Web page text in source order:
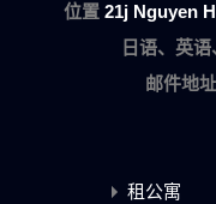
位置 21j Nguyen
日语、英
邮件地址
租公寓